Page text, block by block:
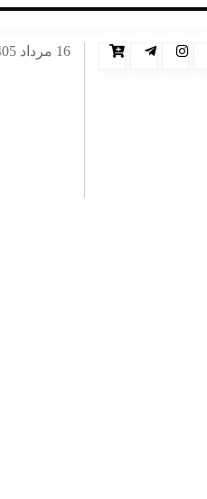
16 مرداد 1405